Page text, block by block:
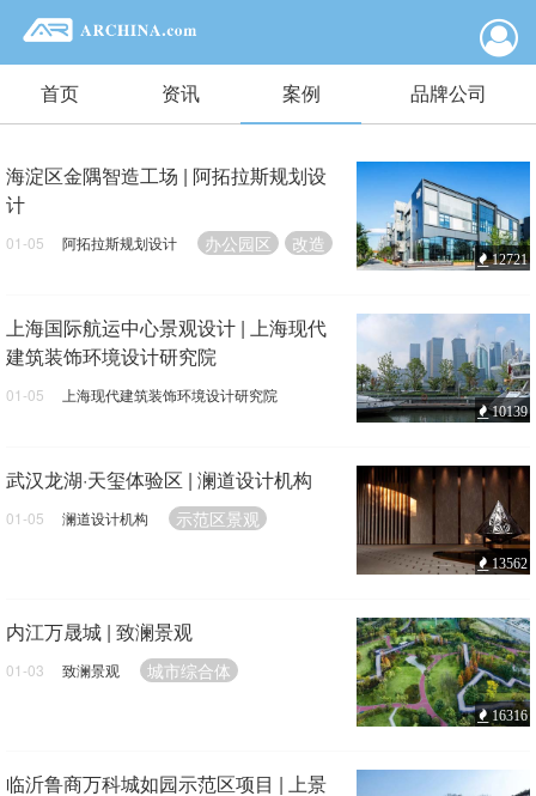
首页 资讯 案例 品牌公司
海淀区金隅智造工场 | 阿拓拉斯规划设
计
01-05 阿拓拉斯规划设计 办公园区 改造
12721
上海国际航运中心景观设计 | 上海现代
建筑装饰环境设计研究院
01-05 上海现代建筑装饰环境设计研究院
10139
武汉龙湖·天玺体验区 | 澜道设计机构
01-05 澜道设计机构 示范区景观
13562
内江万晟城 | 致澜景观
01-03 致澜景观 城市综合体
16316
临沂鲁商万科城如园示范区项目 | 上景